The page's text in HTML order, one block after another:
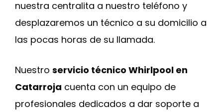
nuestra centralita a nuestro teléfono y
desplazaremos un técnico a su domicilio a
las pocas horas de su llamada.
Nuestro servicio técnico Whirlpool en
Catarroja cuenta con un equipo de
profesionales dedicados a dar soporte a